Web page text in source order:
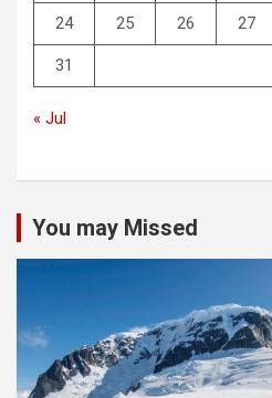
24 25 26 27
31
« Jul
You may Missed